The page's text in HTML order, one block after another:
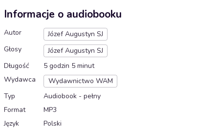
Informacje o audiobooku
Autor
Józef Augustyn SJ
Głosy
Józef Augustyn SJ
Długość
5 godzin 5 minut
Wydawca
Wydawnictwo WAM
Typ
Audiobook - pełny
Format
MP3
Język
Polski